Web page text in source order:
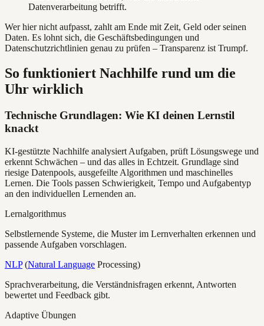
Datenverarbeitung betrifft.
Wer hier nicht aufpasst, zahlt am Ende mit Zeit, Geld oder seinen
Daten. Es lohnt sich, die Geschäftsbedingungen und
Datenschutzrichtlinien genau zu prüfen – Transparenz ist Trumpf.
So funktioniert Nachhilfe rund um die
Uhr wirklich
Technische Grundlagen: Wie KI deinen Lernstil
knackt
KI-gestützte Nachhilfe analysiert Aufgaben, prüft Lösungswege und
erkennt Schwächen – und das alles in Echtzeit. Grundlage sind
riesige Datenpools, ausgefeilte Algorithmen und maschinelles
Lernen. Die Tools passen Schwierigkeit, Tempo und Aufgabentyp
an den individuellen Lernenden an.
Lernalgorithmus
Selbstlernende Systeme, die Muster im Lernverhalten erkennen und
passende Aufgaben vorschlagen.
NLP(Natural Language Processing)
Sprachverarbeitung, die Verständnisfragen erkennt, Antworten
bewertet und Feedback gibt.
Adaptive Übungen